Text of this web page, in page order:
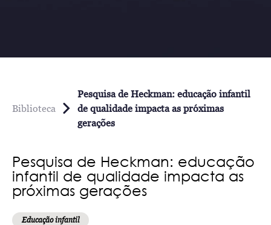
Biblioteca
Pesquisa de Heckman: educação infantil
de qualidade impacta as próximas
gerações
Pesquisa de Heckman: educação
infantil de qualidade impacta as
próximas gerações
Educação infantil